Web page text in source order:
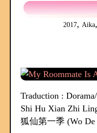
2017, Aika,
Traduction :
Shi Hu Xian Zhi
狐仙第一季 (Wo De